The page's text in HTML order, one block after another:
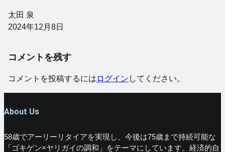
太田 泉
2024年12月8日
コメントを残す
コメントを投稿するには ログイン してください。
About Us
58歳でアーリーリタイアを実現し、今後は75歳まで持続可能な
「ゴキゲン×ヤリガイの調和」をテーマにしています。経済的自